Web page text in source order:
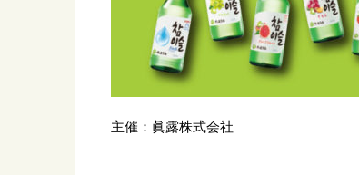
主催：眞露株式会社